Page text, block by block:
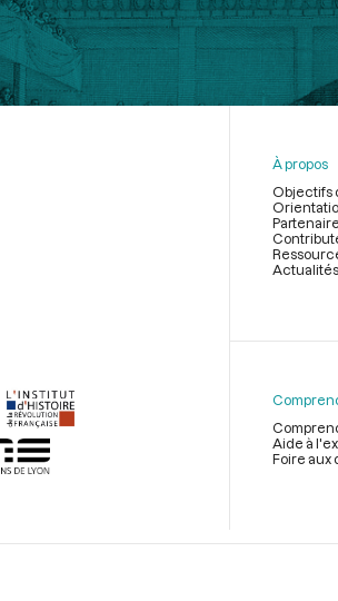
page
À propos
Objectifs
Actualités
Aide à
Foire aux